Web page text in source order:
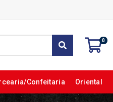
0
Confeitaria Oriental